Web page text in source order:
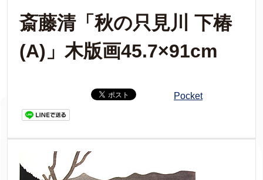
斎藤清「秋の只見川 下椿
(A)」木版画45.7×91cm
Pocket